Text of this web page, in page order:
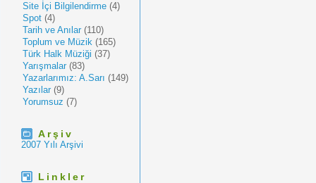
Site İçi Bilgilendirme (4)
Spot (4)
Tarih ve Anılar (110)
Toplum ve Müzik (165)
Türk Halk Müziği (37)
Yarışmalar (83)
Yazarlarımız: A.Sarı (149)
Yazılar (9)
Yorumsuz (7)
Arşiv
2007 Yılı Arşivi
Linkler